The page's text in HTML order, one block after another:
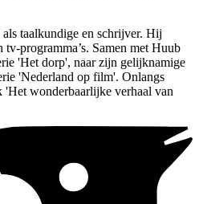
taalkundige en schrijver. Hij
programma’s. Samen met Huub
'Het dorp', naar zijn gelijknamige
'Nederland op film'. Onlangs
wonderbaarlijke verhaal van